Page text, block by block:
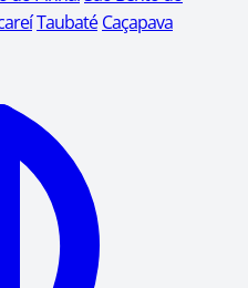
Taubaté Caçapava